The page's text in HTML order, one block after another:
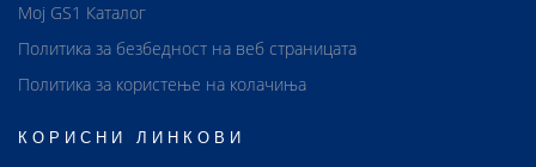
Мој GS1 Каталог
Политика за безбедност на веб страницата
Политика за користење на колачиња
КОРИСНИ ЛИНКОВИ